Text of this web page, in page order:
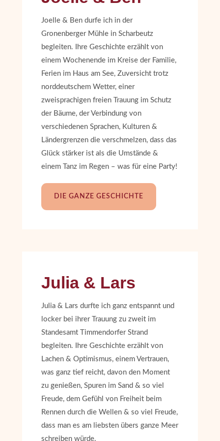
Joelle & Ben durfe ich in der
Gronenberger Mühle in Scharbeutz
begleiten. Ihre Geschichte erzählt von
einem Wochenende im Kreise der Familie,
Ferien im Haus am See, Zuversicht trotz
norddeutschem Wetter, einer
zweisprachigen freien Trauung im Schutz
der Bäume, der Verbindung von
verschiedenen Sprachen, Kulturen &
Ländergrenzen die verschmelzen, dass das
Glück stärker ist als die Umstände &
einem Tanz im Regen – was für eine Party!
DIE GANZE GESCHICHTE
Julia & Lars
Julia & Lars durfte ich ganz entspannt und
locker bei ihrer Trauung zu zweit im
Standesamt Timmendorfer Strand
begleiten. Ihre Geschichte erzählt von
Lachen & Optimismus, einem Vertrauen,
was ganz tief reicht, davon den Moment
zu genießen, Spuren im Sand & so viel
Freude, dem Gefühl von Freiheit beim
Rennen durch die Wellen & so viel Freude,
dass man es am liebsten übers ganze Meer
schreiben würde.